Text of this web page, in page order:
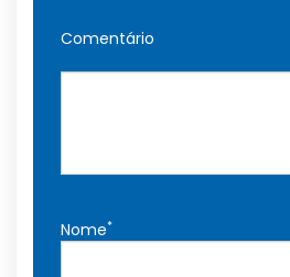
Comentário
Nome*